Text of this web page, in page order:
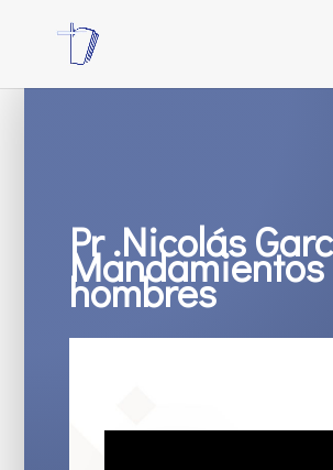
Pr .Nicolás
hombres